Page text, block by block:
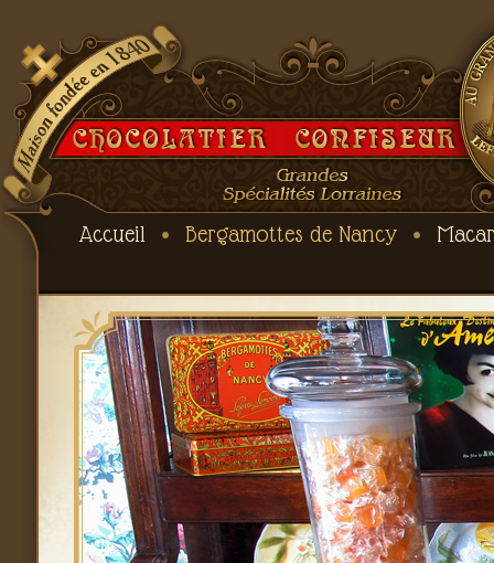
Accueil Bergamottes de Nancy